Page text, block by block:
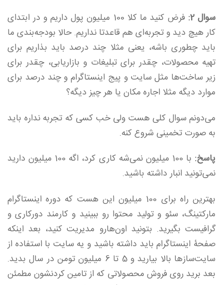
سوال 2:
فرض کنید ما کلا 100 ‌میلیون پول داریم و در ابتدای
کار هیچ دید و تجربه‌ای هم قاعدتا نداریم. حالا بودجه‌بندی ما
باید چطوری باشه، یعنی مثلا چند درصد باید بذاریم برای
تهیه محصولات، چقدر برای تبلیغات و بازاریابی، چقدر برای
زیر ساخت‌ها مثل سایت و پیج اینستاگرام و چند درصد برای
موارد دیگه مثلا اجاره مکان یا هر چیز دیگه؟
می‌دونم سوال کلی هست ولی خب کسی که تجربه نداره باید
به صورت تخمینی شروع کنه.
پاسخ:
با 100 میلیون نمی‌شه کاری کرد، اگه 100 میلیون دارید
نمی‌تونید انبار داشته باشید.
بهترین راه برای 100 میلیون این هست که دوره اینستاگرام
مارکتینگ، سئو و تولید محتوا رو ببینید و کارمند دور‌کاری و
گرافیست بگیرید. بتونید اون‌هارو مدیریت کنید، بعد اینکه
صفحۀ اینستاگرام باید داشته باشید و یه سایت با استفاده از
سایت‌ساز‌ها بالا بیارید و 5 تا 6 میلیون تومن در سال بدید.
بعد برید روی فروش محصولاتی که از تامین کردنشون مطمئن